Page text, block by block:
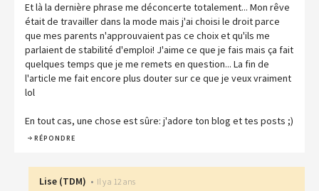
Et là la dernière phrase me déconcerte totalement... Mon rêve
était de travailler dans la mode mais j'ai choisi le droit parce
que mes parents n'approuvaient pas ce choix et qu'ils me
parlaient de stabilité d'emploi! J'aime ce que je fais mais ça fait
quelques temps que je me remets en question... La fin de
l'article me fait encore plus douter sur ce que je veux vraiment
lol
En tout cas, une chose est sûre: j'adore ton blog et tes posts ;)
RÉPONDRE
Lise (TDM) • Il y a 12 ans